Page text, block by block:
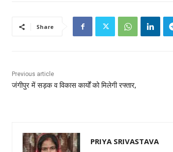
Share
Previous article
जंगीपुर में सड़क व विकास कार्यों को मिलेगी रफ्तार,
PRIYA SRIVASTAVA